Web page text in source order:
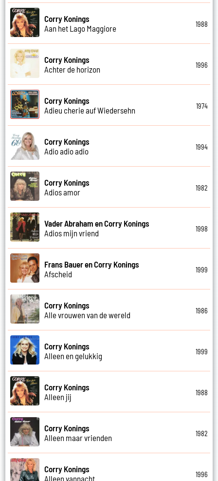
Corry Konings
Aan het Lago Maggiore
1988
Corry Konings
Achter de horizon
1996
Corry Konings
Adieu cherie auf Wiedersehn
1974
Corry Konings
Adio adio adio
1994
Corry Konings
Adios amor
1982
Vader Abraham en Corry Konings
Adios mijn vriend
1998
Frans Bauer en Corry Konings
Afscheid
1999
Corry Konings
Alle vrouwen van de wereld
1986
Corry Konings
Alleen en gelukkig
1999
Corry Konings
Alleen jij
1988
Corry Konings
Alleen maar vrienden
1982
Corry Konings
Alleen vannacht
1996